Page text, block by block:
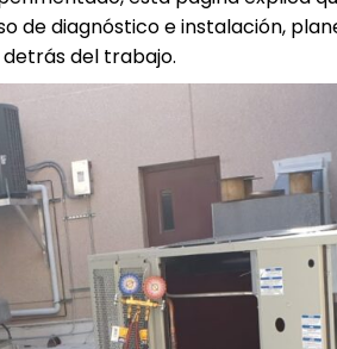
de diagnóstico e instalación,
del trabajo.